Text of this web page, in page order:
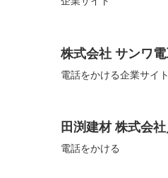
株式会社 サンワ
電話をかける企業サイト
田渕建材 株式会
電話をかける